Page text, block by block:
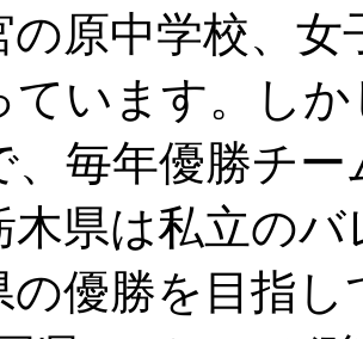
の原中学校、
ています。し
、毎年優勝チ
木県は私立の
の優勝を目指